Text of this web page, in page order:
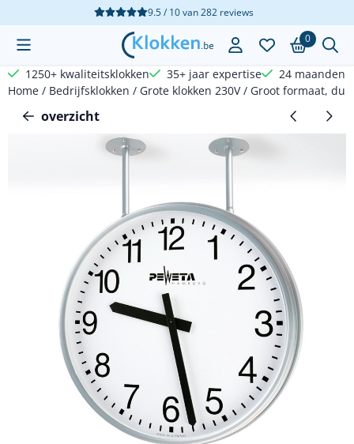
Cookievoorkeuren zijn beschikbaar. Kies instellingen of sta
9.5 / 10van282reviews
0
1250+ kwaliteitsklokken 35+ jaar expertise
24 maanden
Home / Bedrijfsklokken / Grote klokken 230V / Groot formaat,
overzicht